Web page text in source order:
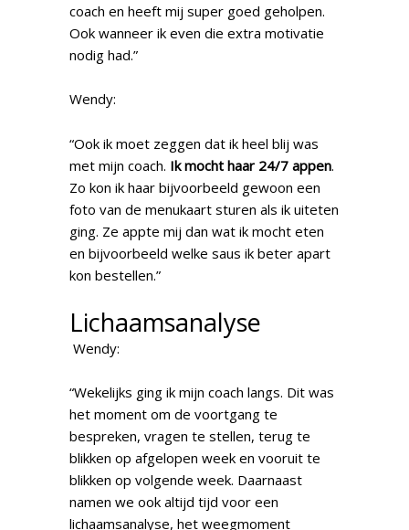
coach en heeft mij super goed geholpen.
Ook wanneer ik even die extra motivatie
nodig had.”
Wendy:
“Ook ik moet zeggen dat ik heel blij was
met mijn coach. Ik mocht haar 24/7 appen.
Zo kon ik haar bijvoorbeeld gewoon een
foto van de menukaart sturen als ik uiteten
ging. Ze appte mij dan wat ik mocht eten
en bijvoorbeeld welke saus ik beter apart
kon bestellen.”
Lichaamsanalyse
Wendy:
“Wekelijks ging ik mijn coach langs. Dit was
het moment om de voortgang te
bespreken, vragen te stellen, terug te
blikken op afgelopen week en vooruit te
blikken op volgende week. Daarnaast
namen we ook altijd tijd voor een
lichaamsanalyse, het weegmoment